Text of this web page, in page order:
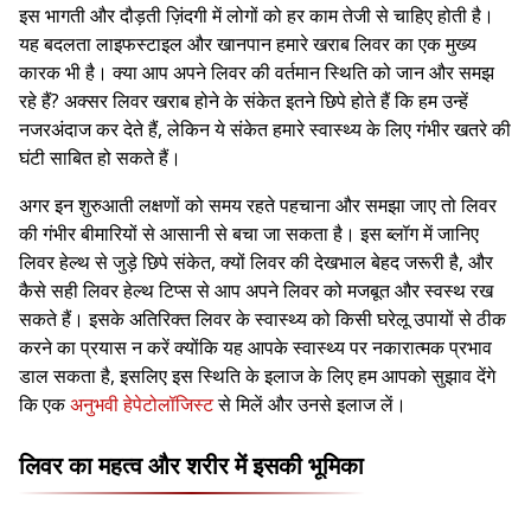
इस भागती और दौड़ती ज़िंदगी में लोगों को हर काम तेजी से चाहिए होती है।
यह बदलता लाइफस्टाइल और खानपान हमारे खराब लिवर का एक मुख्य
कारक भी है। क्या आप अपने लिवर की वर्तमान स्थिति को जान और समझ
रहे हैं? अक्सर लिवर खराब होने के संकेत इतने छिपे होते हैं कि हम उन्हें
नजरअंदाज कर देते हैं, लेकिन ये संकेत हमारे स्वास्थ्य के लिए गंभीर खतरे की
घंटी साबित हो सकते हैं।
अगर इन शुरुआती लक्षणों को समय रहते पहचाना और समझा जाए तो लिवर
की गंभीर बीमारियों से आसानी से बचा जा सकता है। इस ब्लॉग में जानिए
लिवर हेल्थ से जुड़े छिपे संकेत, क्यों लिवर की देखभाल बेहद जरूरी है, और
कैसे सही लिवर हेल्थ टिप्स से आप अपने लिवर को मजबूत और स्वस्थ रख
सकते हैं। इसके अतिरिक्त लिवर के स्वास्थ्य को किसी घरेलू उपायों से ठीक
करने का प्रयास न करें क्योंकि यह आपके स्वास्थ्य पर नकारात्मक प्रभाव
डाल सकता है, इसलिए इस स्थिति के इलाज के लिए हम आपको सुझाव देंगे
कि एकअनुभवी हेपेटोलॉजिस्टसे मिलें और उनसे इलाज लें।
लिवर का महत्व और शरीर में इसकी भूमिका